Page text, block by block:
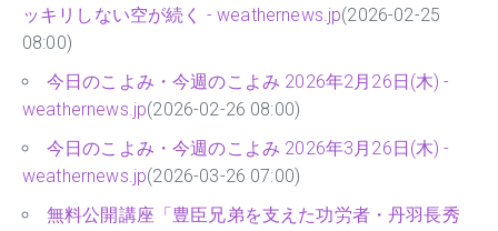
ッキリしない空が続く - weathernews.jp(2026-02-25
08:00)
今日のこよみ・今週のこよみ 2026年2月26日(木) -
weathernews.jp(2026-02-26 08:00)
今日のこよみ・今週のこよみ 2026年3月26日(木) -
weathernews.jp(2026-03-26 07:00)
無料公開講座「豊臣兄弟を支えた功労者・丹羽長秀